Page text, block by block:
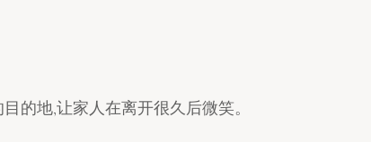
的地,让家人在离开很久后微笑。